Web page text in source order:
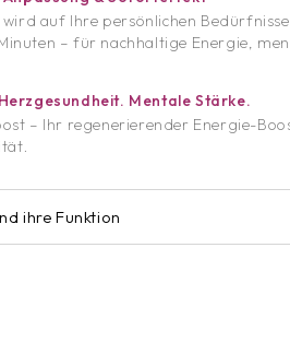
wird auf Ihre persönlichen
– für nachhaltige Energie,
Mentale Stärke.
– Ihr regenerierender Energie-
ihre Funktion